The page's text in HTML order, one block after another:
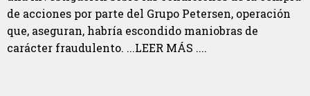
de acciones por parte del Grupo Petersen, operación
que, aseguran, habría escondido maniobras de
carácter fraudulento. ...LEER MÁS ....